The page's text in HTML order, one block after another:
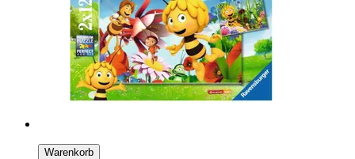
Warenkorb